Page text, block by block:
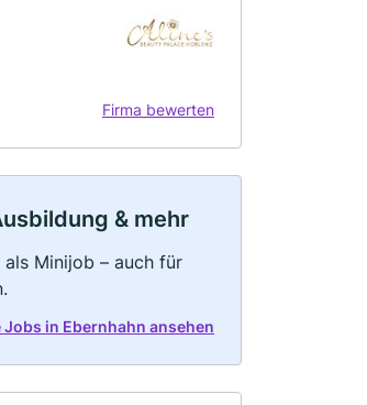
Firma bewerten
& mehr
Minijob – auch für
Jobs in Ebernhahn ansehen